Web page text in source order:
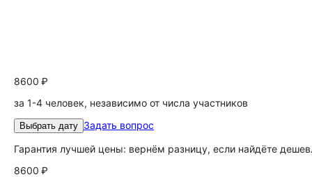
8600 ₽
за 1-4 человек, независимо от числа участников
Выбрать дату Задать вопрос
Гарантия лучшей цены: вернём разницу, если найдёте
8600 ₽